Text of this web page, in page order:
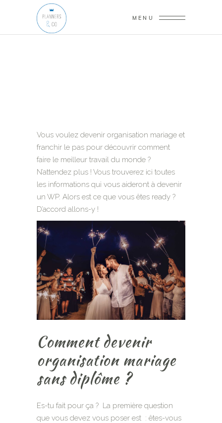
MENU
Vous voulez devenir organisation mariage et
franchir le pas pour découvrir comment
faire le meilleur travail du monde ?
N’attendez plus ! Vous trouverez ici toutes
les informations qui vous aideront à devenir
un WP. Alors est ce que vous êtes ready ?
D’accord allons-y !
Comment devenir
organisation mariage
sans diplôme ?
Es-tu fait pour ça ? La première question
que vous devez vous poser est : êtes-vous